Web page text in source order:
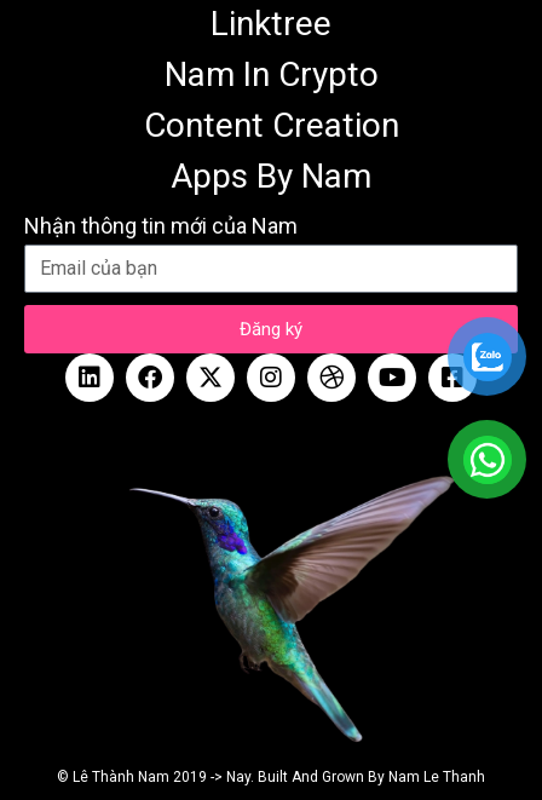
Linktree
Nam In Crypto
Content Creation
Apps By Nam
Nhận thông tin mới của Nam
Đăng ký
© Lê Thành Nam 2019 -> Nay. Built And Grown By Nam Le Thanh